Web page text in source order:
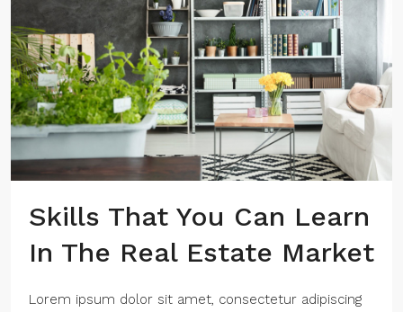
Skills That You Can Learn
In The Real Estate Market
Lorem ipsum dolor sit amet, consectetur adipiscing